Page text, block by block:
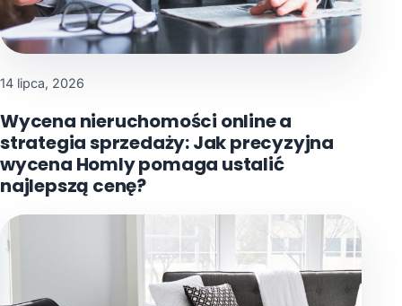
14 lipca, 2026
Wycena nieruchomości online a
strategia sprzedaży: Jak precyzyjna
wycena Homly pomaga ustalić
najlepszą cenę?